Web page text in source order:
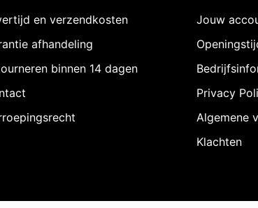
en verzendkosten
afhandeling
binnen 14 dagen
Jouw
Privacy
Algemene
Klachten